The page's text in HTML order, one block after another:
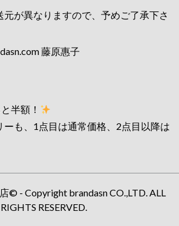
が異なりますので、予めご了承下さ
藤原惠子
半額！
ーも、1点目は通常価格、2点目以降は
© - Copyright brandasn CO.,LTD. ALL
RIGHTS RESERVED.